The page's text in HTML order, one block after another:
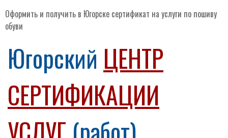
Оформить и получить в Югорске сертификат на услуги по пошиву
обуви
Югорский ЦЕНТР
СЕРТИФИКАЦИИ